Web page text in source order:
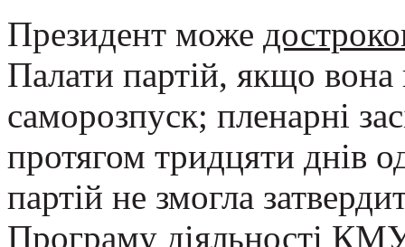
Президент може
Палати партій, якщо
саморозпуск; пленарні
протягом тридцяти днів
партій не змогла
Програму діяльності